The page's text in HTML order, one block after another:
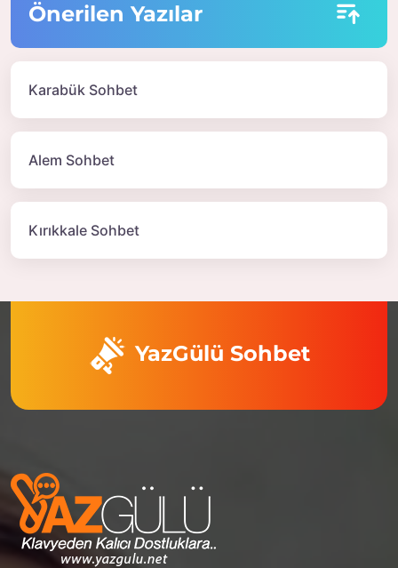
Önerilen Yazılar
Karabük Sohbet
Alem Sohbet
Kırıkkale Sohbet
YazGülü Sohbet